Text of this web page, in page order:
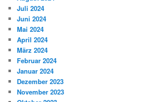
Juli 2024
Juni 2024
Mai 2024
April 2024
März 2024
Februar 2024
Januar 2024
Dezember 2023
November 2023